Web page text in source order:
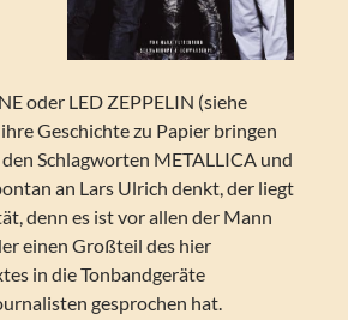
oder LED ZEPPELIN (siehe
Geschichte zu Papier bringen
Schlagworten METALLICA und
an Lars Ulrich denkt, der liegt
denn es ist vor allen der Mann
einen Großteil des hier
in die Tonbandgeräte
gesprochen hat.